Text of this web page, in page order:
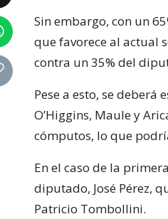
Sin embargo, con un
que favorece al actual
contra un 35% del
Pese a esto, se deberá
O’Higgins, Maule y
cómputos, lo que
En el caso de la
diputado, José Pérez,
Patricio Tombollini.